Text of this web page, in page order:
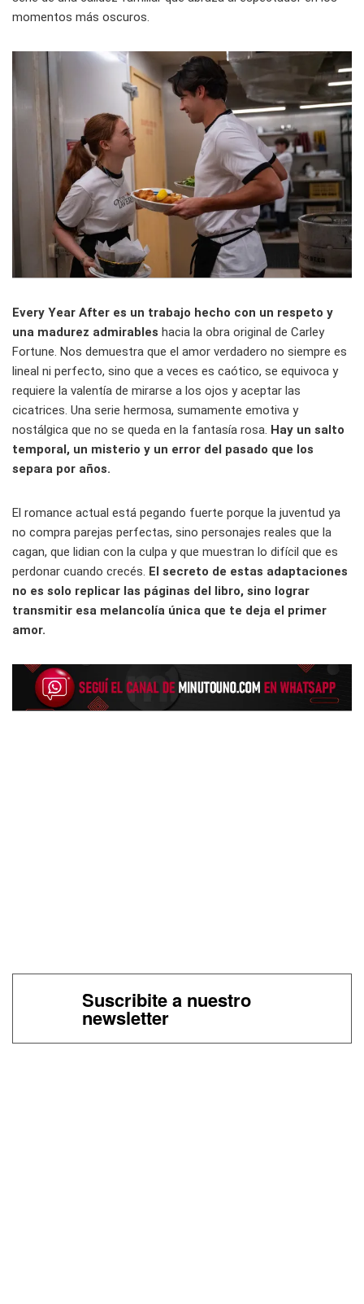
momentos más oscuros.
Every Year After es un trabajo hecho con un respeto y
una madurez admirables hacia la obra original de Carley
Fortune. Nos demuestra que el amor verdadero no siempre es
lineal ni perfecto, sino que a veces es caótico, se equivoca y
requiere la valentía de mirarse a los ojos y aceptar las
cicatrices. Una serie hermosa, sumamente emotiva y
nostálgica que no se queda en la fantasía rosa. Hay un salto
temporal, un misterio y un error del pasado que los
separa por años.
El romance actual está pegando fuerte porque la juventud ya
no compra parejas perfectas, sino personajes reales que la
cagan, que lidian con la culpa y que muestran lo difícil que es
perdonar cuando crecés. El secreto de estas adaptaciones
no es solo replicar las páginas del libro, sino lograr
transmitir esa melancolía única que te deja el primer
amor.
Suscribite a nuestro
newsletter